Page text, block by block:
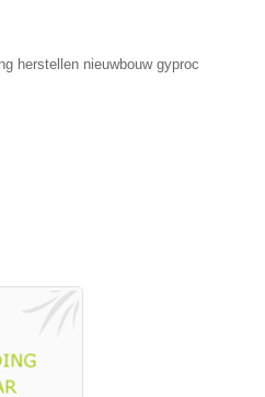
herstellen nieuwbouw gyproc